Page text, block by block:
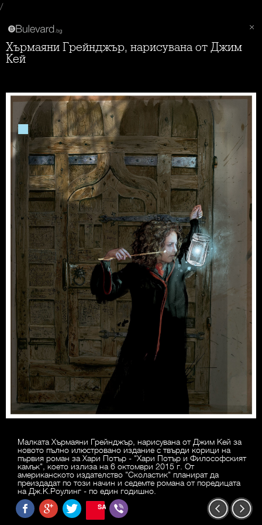
/
Хърмаяни Грейнджър, нарисувана от Джим
Кей
Малката Хърмаяни Грейнджър, нарисувана от Джим Кей за
новото пълно илюстровано издание с твърди корици на
първия роман за Хари Потър - "Хари Потър и Философският
камък", което излиза на 6 октомври 2015 г. От
американското издателство "Сколастик" планират да
преиздадат по този начин и седемте романа от поредицата
на Дж.К.Роулинг - по един годишно.
SAVE